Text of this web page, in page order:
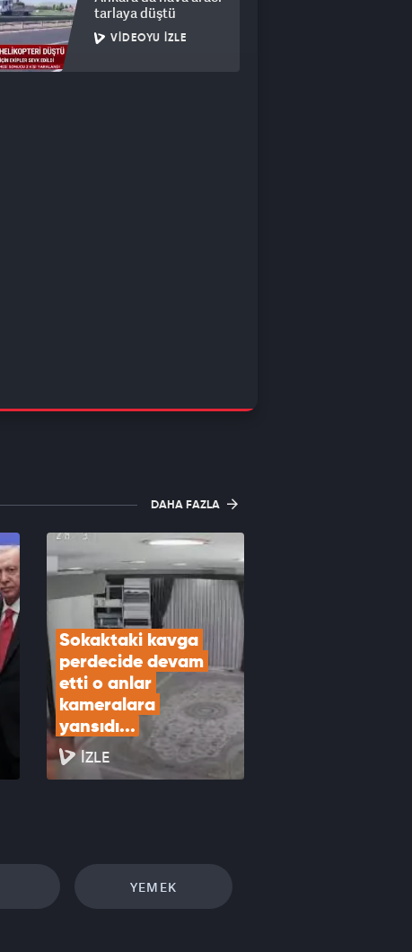
tarlaya düştü
VIDEOYU İZLE
DAHA FAZLA
Sokaktaki kavga
perdecide devam
etti o anlar
kameralara
yansıdı...
İZLE
YEMEK